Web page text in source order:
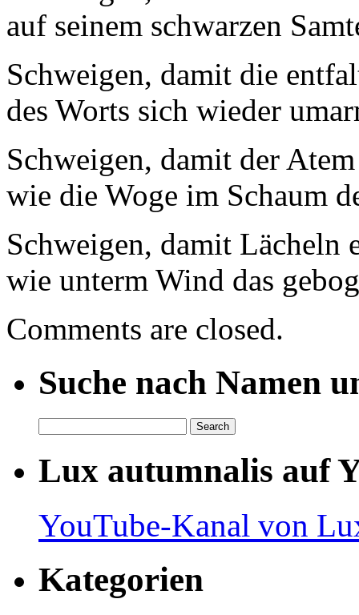
auf seinem schwarzen
Schweigen, damit die
des Worts sich wieder
Schweigen, damit der
wie die Woge im Schaum
Schweigen, damit Lächeln
wie unterm Wind das
Comments are closed.
Suche nach Namen
Lux autumnalis auf
YouTube-Kanal von
Kategorien